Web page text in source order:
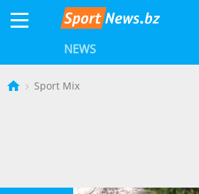
NEWS
Sport Mix